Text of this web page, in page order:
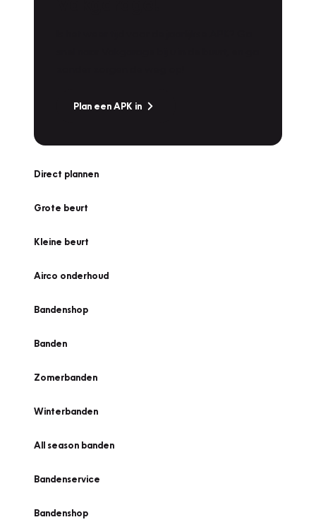
Plan een APK in
Direct plannen
Grote beurt
Kleine beurt
Airco onderhoud
Bandenshop
Banden
Zomerbanden
Winterbanden
All season banden
Bandenservice
Bandenshop